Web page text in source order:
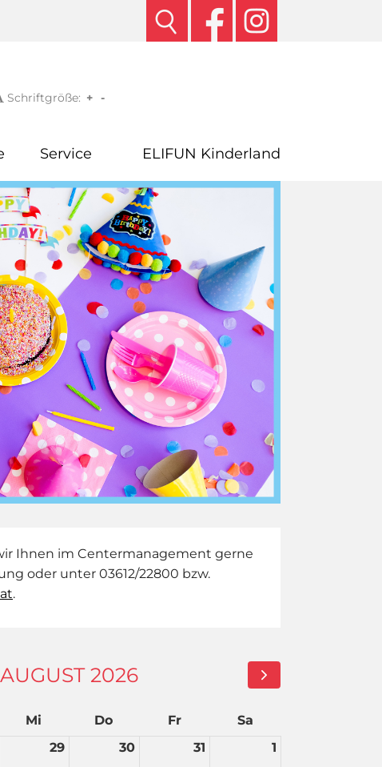
Schriftgröße: -
+
Service ELIFUN Kinderland
Ihnen im Centermanagement gerne
oder unter 03612/22800 bzw.
.
AUGUST 2026
Mi Do Fr
Sa
29 30 31 1